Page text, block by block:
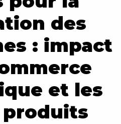
des
: impact
et les